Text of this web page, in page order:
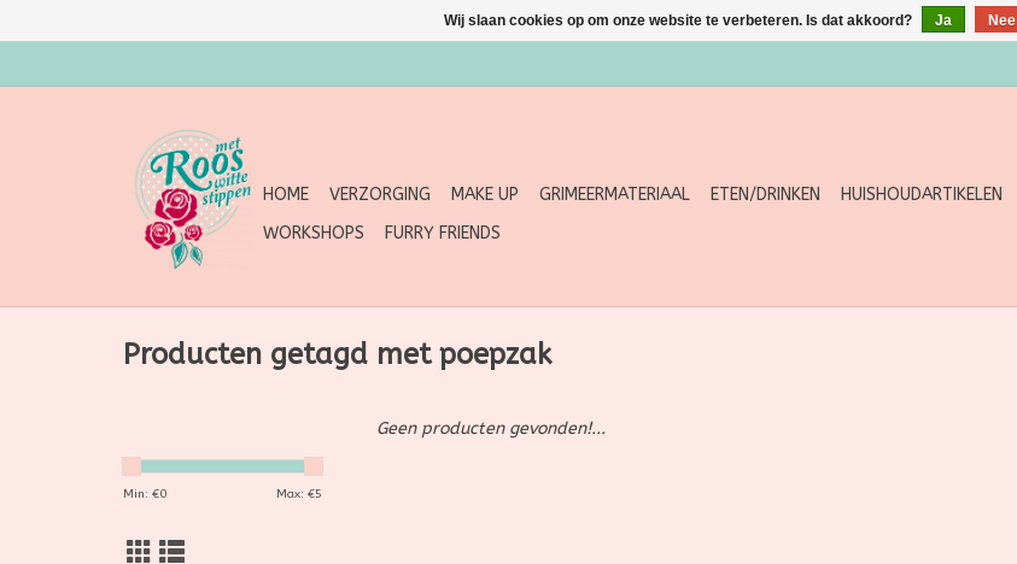
HOME VERZORGING MAKE UP GRIMEERMATERIAAL ETEN/DRINKEN HUISHOUDARTIKELEN
WORKSHOPS
FURRY FRIENDS
Producten getagd met poepzak
Min: €0 Max: €5
Geen producten gevonden!...
Wij slaan cookies op om onze website te verbeteren. Is dat akkoord? Ja Nee